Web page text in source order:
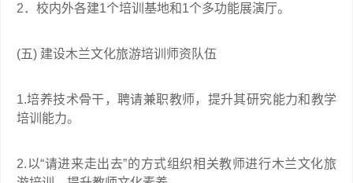
2．校内外各建1个培训基地和1个多功能展演厅。
(五) 建设木兰文化旅游培训师资队伍
1.培养技术骨干，聘请兼职教师，提升其研究能力和教学
培训能力。
2.以“请进来走出去”的方式组织相关教师进行木兰文化旅